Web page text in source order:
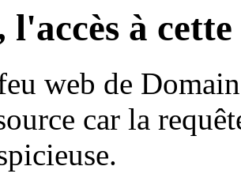
l'accès à
web de
car la